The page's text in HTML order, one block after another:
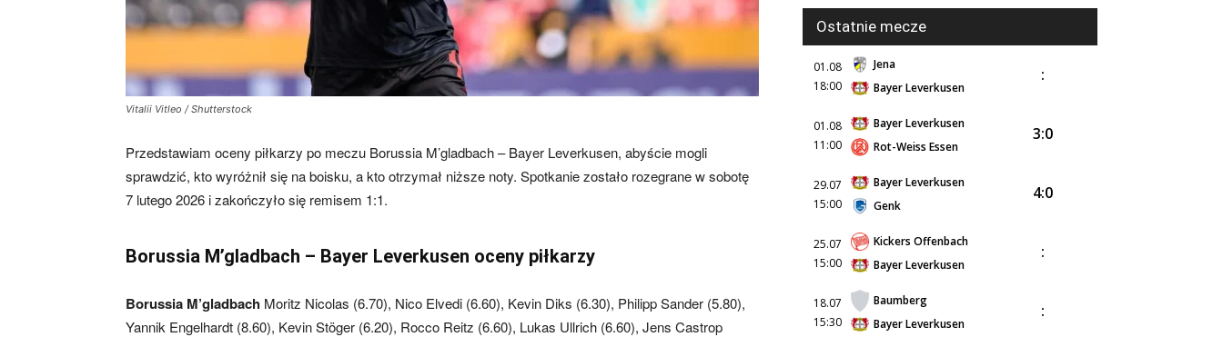
Vitalii Vitleo / Shutterstock
Przedstawiam oceny piłkarzy po meczu Borussia M’gladbach – Bayer Leverkusen, abyście mogli
sprawdzić, kto wyróżnił się na boisku, a kto otrzymał niższe noty. Spotkanie zostało rozegrane w sobotę
7 lutego 2026 i zakończyło się remisem 1:1.
Borussia M’gladbach – Bayer Leverkusen oceny piłkarzy
Borussia M’gladbach Moritz Nicolas (6.70), Nico Elvedi (6.60), Kevin Diks (6.30), Philipp Sander (5.80),
Yannik Engelhardt (8.60), Kevin Stöger (6.20), Rocco Reitz (6.60), Lukas Ullrich (6.60), Jens Castrop
Ostatnie mecze
01.08
18:00
Jena
Bayer Leverkusen
:
01.08
11:00
Bayer Leverkusen
Rot-Weiss Essen
3:0
29.07
15:00
Bayer Leverkusen
Genk
4:0
25.07
15:00
Kickers Offenbach
Bayer Leverkusen
:
18.07
15:30
Baumberg
Bayer Leverkusen
: